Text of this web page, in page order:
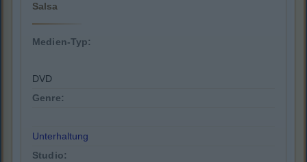
Salsa
Medien-Typ:
DVD
Genre:
Unterhaltung
Studio: